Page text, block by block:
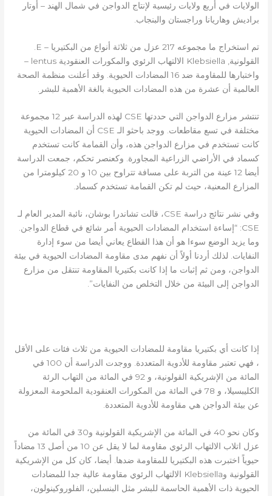
الولايات في أربع ولايات رئيسية لإنتاج الدواجن في شمال الهند – أوتار
براديش وهاريانا وراجستان والبنجاب.
تم استخراج ما مجموعه 217 عزل من ثلاثة أنواع من البكتيريا – E.
القولونية, Klebsiella الالتهاب الرئوي والمكورات العنقودية lentus –
واختبارها للمقاومة ضد 16 المضادات الحيوية. وقد أعلنت منظمة الصحة
العالمية أن عشرة من هذه المضادات الحيوية بالغة الأهمية للبشر.
تنتشر مزارع الدواجن التي حددتها CSE لهذه الدراسة عبر 12 مجموعة
مختلفة في تسع مقاطعات. ووجد باحثو الـ CSE أن المضادات الحيوية
كانت تستخدم في مزارع الدواجن هذه، وأن القمامة كانت تستخدم
كسماد في الأراضي الزراعية المجاورة. وكعنصر تحكم، جمعت الدراسة
أيضا 12 عينة من التربة على مسافة تتراوح بين 10 و 20 كيلومترا من
المزارع المعنية، حيث لم تكن القمامة تستخدم كسماد.
وفي نشر نتائج دراسة CSE، قالت تشاندرا بوشان، نائبة المدير العام لـ
CSE: “إساءة استخدام المضادات الحيوية أمر شائع في قطاع الدواجن.
وما يزيد الوضع سوءا هو أن هذا القطاع يعاني أيضا من سوء إدارة
النفايات. لذلك أردنا أولاً أن نفهم مدى مقاومة المضادات الحيوية في بيئة
الدواجن، ومن ثم إثبات ما إذا كانت بكتيريا المقاومة تنتقل من مزارع
الدواجن إلى البيئة من خلال التخلص من النفايات”.
إذا كانت أي بكتيريا مقاومة للمضادات الحيوية من ثلاث فئات على الأقل
، فهي تعتبر مقاومة للأدوية المتعددة. ووجدت الدراسة أن 100 في
المائة من الإشريكية القولونية، و 92 في المائة من التهاب الرئة
الكليبسيلا، و 78 في المائة من المكورات العنقودية الملحومة المعزولة
عن بيئة الدواجن هي مقاومة للأدوية المتعددة.
وكان نحو 40 في المائة من الإشريكية القولونية و30 في المائة من
عزل اتلاب الالتهاب الرئوي مقاومة لما لا يقل عن 10 من أصل 13 مضاداً
حيوياً اختبرت هذه البكتيريا للمقاومة ضدها. أيضا، كان كل من الإشريكية
القولونية وKlebsiella الالتهاب الرئوي مقاومة عالية جدا للمضادات
الحيوية ذات الأهمية الحاسمة للبشر مثل البنسلين، الفلوروكينولون،